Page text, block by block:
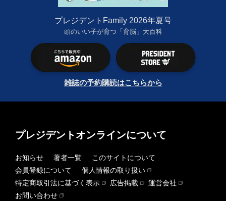
プレジデントFamily 2026年夏号
頭のいい子が育つ「育脳」大百科
雑誌の予約購読はこちらから
プレジデントオンラインについて
お知らせ 著者一覧
このサイトについて
会員登録について
個人情報の取り扱い
特定商取引法に基づく表示
広告掲載
運営会社
お問い合わせ